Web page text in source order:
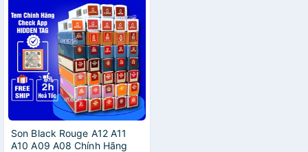
Son Black Rouge A12 A11
A10 A09 A08 Chính Hãng